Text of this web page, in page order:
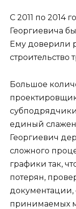
С 2011 по 2014
Георгиевича
Ему доверили
строительство
Большое
единый
Георгиевич
сложного
графики так,
потерян,
документации,
принимаемых